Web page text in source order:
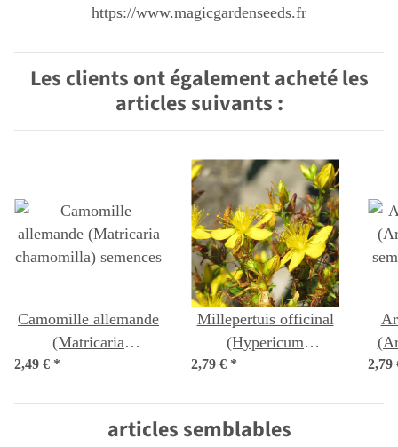
https://www.magicgardenseeds.fr
Les clients ont également acheté les
articles suivants :
Camomille allemande
(Matricaria
chamomilla) semences
2,49 € *
Millepertuis officinal
(Hypericum
perforatum) semences
2,79 € * 2,79
articles semblables